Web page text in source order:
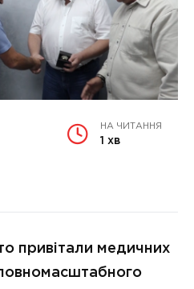
НА ЧИТАННЯ
1 хв
привітали медичних
повномасштабного